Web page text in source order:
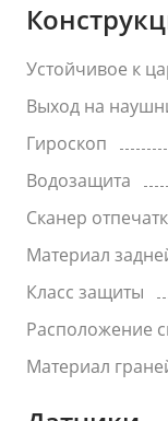
Устойчивое к
Выход на
Гироскоп
Водозащита
Сканер
Материал
Класс защиты
Расположение
Материал